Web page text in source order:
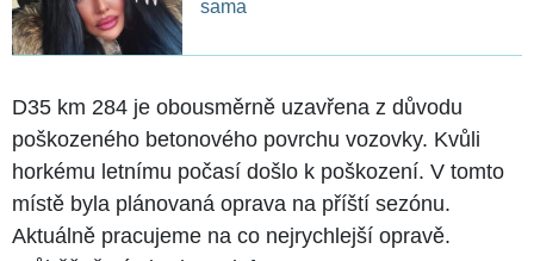
sama
D35 km 284 je obousměrně uzavřena z důvodu
poškozeného betonového povrchu vozovky. Kvůli
horkému letnímu počasí došlo k poškození. V tomto
místě byla plánovaná oprava na příští sezónu.
Aktuálně pracujeme na co nejrychlejší opravě.